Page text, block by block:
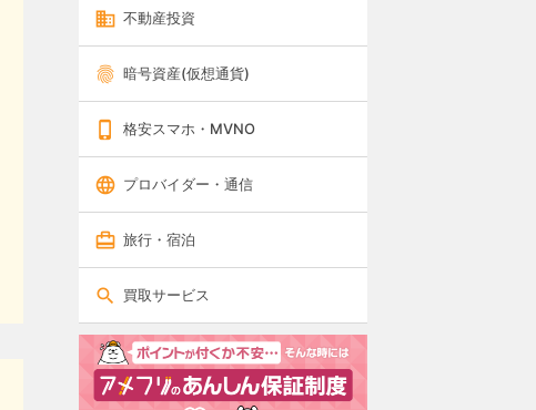
不動産投資
暗号資産(仮想通貨)
格安スマホ・MVNO
プロバイダー・通信
旅行・宿泊
買取サービス